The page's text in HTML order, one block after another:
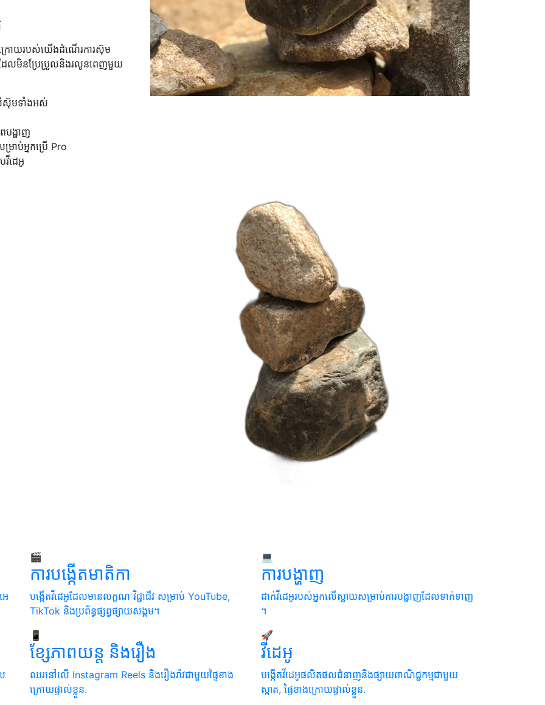
ក្រោយរបស់យើងដំណើរការស៊ុម
ដែលមិនប្រែប្រួលនិងរលូនពេញមួយ
ស៊ុម​ទាំងអស់
ង្ហាញ
ាប់អ្នកប្រើ Pro
វីដេអូ
េ
🎬
ការ​បង្កើត​មាតិកា
បង្កើតវីដេអូដែលមានលក្ខណៈវិជ្ជាជីវៈសម្រាប់ YouTube,
TikTok និងប្រព័ន្ធផ្សព្វផ្សាយសង្គម។
💻
ការ​បង្ហាញ
ដាក់​វីដេអូ​របស់​អ្នក​លើ​ស្លាយ​សម្រាប់​ការ​បង្ហាញ​ដែល​ទាក់ទាញ
។
📱
ខ្សែ​ភាពយន្ត និង​រឿង
ឈរនៅលើ Instagram Reels និងរឿងរ៉ាវជាមួយផ្ទៃខាង
ក្រោយផ្ទាល់ខ្លួន.
🚀
វីដេអូ
បង្កើតវីដេអូផលិតផលជំនាញនិងផ្សាយពាណិជ្ជកម្មជាមួយ
ស្អាត, ផ្ទៃខាងក្រោយផ្ទាល់ខ្លួន.